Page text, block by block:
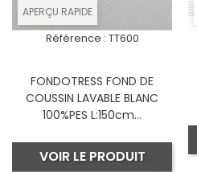
APERÇU RAPIDE
Référence : TT600
FONDOTRESS FOND DE
COUSSIN LAVABLE BLANC
100%PES L:150cm...
VOIR LE PRODUIT